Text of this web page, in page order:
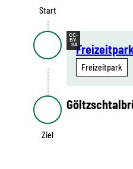
Start
CC-
BY-
SA
Freizeitpark
Ziel
Ziel